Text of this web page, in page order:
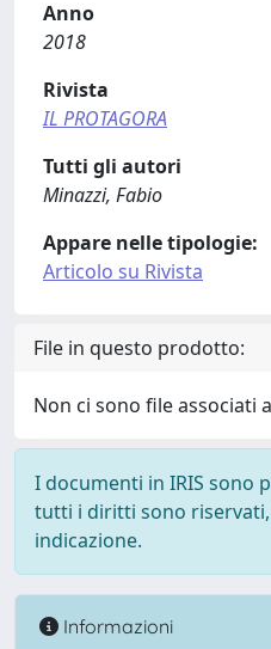
Anno
2018
Rivista
IL PROTAGORA
Tutti gli autori
Minazzi, Fabio
Appare nelle tipologie:
Articolo su Rivista
File in questo prodotto:
Non ci sono file associati
I documenti in IRIS sono
tutti i diritti sono riservati,
indicazione.
Informazioni